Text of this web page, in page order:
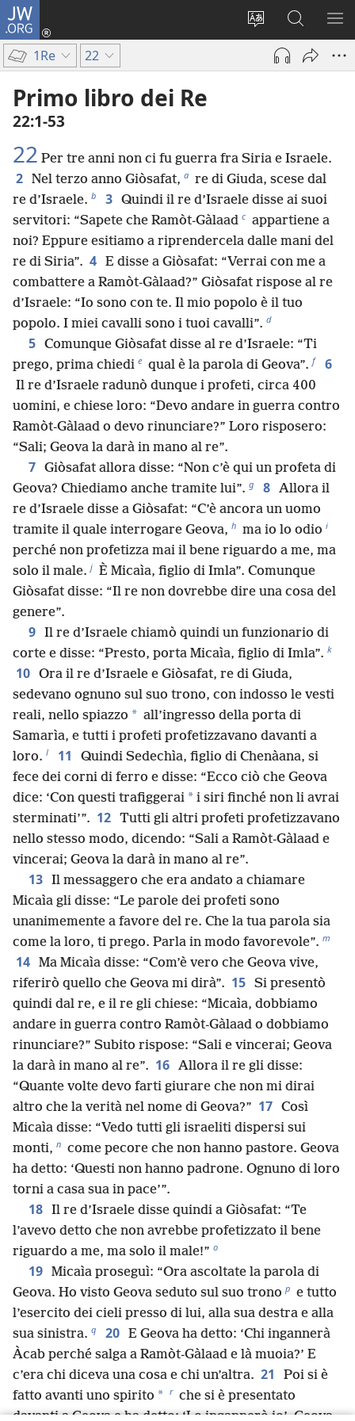
JW.ORG
Modificare
lingua
Accedi
(apre
Cerca
JW.ORG
1Re 22
Primo libro dei Re
22:1-53
22 Per tre anni non ci fu guerra fra Siria e Israele.
2 Nel terzo anno Giòsafat, a re di Giuda, scese dal
re d’Israele. b 3 Quindi il re d’Israele disse ai suoi
servitori: “Sapete che Ramòt-Gàlaad c appartiene a
noi? Eppure esitiamo a riprendercela dalle mani del
re di Siria”. 4 E disse a Giòsafat: “Verrai con me a
combattere a Ramòt-Gàlaad?” Giòsafat rispose al re
d’Israele: “Io sono con te. Il mio popolo è il tuo
popolo. I miei cavalli sono i tuoi cavalli”. d
5 Comunque Giòsafat disse al re d’Israele: “Ti
prego, prima chiedi e qual è la parola di Geova”. f 6
Il re d’Israele radunò dunque i profeti, circa 400
uomini, e chiese loro: “Devo andare in guerra contro
Ramòt-Gàlaad o devo rinunciare?” Loro risposero:
“Sali; Geova la darà in mano al re”.
7 Giòsafat allora disse: “Non c’è qui un profeta di
Geova? Chiediamo anche tramite lui”. g 8 Allora il
re d’Israele disse a Giòsafat: “C’è ancora un uomo
tramite il quale interrogare Geova, h ma io lo odio i
perché non profetizza mai il bene riguardo a me, ma
solo il male. j È Micaìa, figlio di Imla”. Comunque
Giòsafat disse: “Il re non dovrebbe dire una cosa del
genere”.
9 Il re d’Israele chiamò quindi un funzionario di
corte e disse: “Presto, porta Micaìa, figlio di Imla”. k
10 Ora il re d’Israele e Giòsafat, re di Giuda,
sedevano ognuno sul suo trono, con indosso le vesti
reali, nello spiazzo * all’ingresso della porta di
Samarìa, e tutti i profeti profetizzavano davanti a
loro. l 11
Quindi Sedechìa, figlio di Chenàana, si
fece dei corni di ferro e disse: “Ecco ciò che Geova
dice: ‘Con questi trafiggerai * i siri finché non li avrai
sterminati’”. 12 Tutti gli altri profeti profetizzavano
nello stesso modo, dicendo: “Sali a Ramòt-Gàlaad e
vincerai; Geova la darà in mano al re”.
13 Il messaggero che era andato a chiamare
Micaìa gli disse: “Le parole dei profeti sono
unanimemente a favore del re. Che la tua parola sia
come la loro, ti prego. Parla in modo favorevole”. m
14 Ma Micaìa disse: “Com’è vero che Geova vive,
riferirò quello che Geova mi dirà”. 15 Si presentò
quindi dal re, e il re gli chiese: “Micaìa, dobbiamo
andare in guerra contro Ramòt-Gàlaad o dobbiamo
rinunciare?” Subito rispose: “Sali e vincerai; Geova
la darà in mano al re”. 16 Allora il re gli disse:
“Quante volte devo farti giurare che non mi dirai
altro che la verità nel nome di Geova?” 17 Così
Micaìa disse: “Vedo tutti gli israeliti dispersi sui
monti, n come pecore che non hanno pastore. Geova
ha detto: ‘Questi non hanno padrone. Ognuno di loro
torni a casa sua in pace’”.
18 Il re d’Israele disse quindi a Giòsafat: “Te
l’avevo detto che non avrebbe profetizzato il bene
riguardo a me, ma solo il male!” o
19 Micaìa proseguì: “Ora ascoltate la parola di
Geova. Ho visto Geova seduto sul suo trono p e tutto
l’esercito dei cieli presso di lui, alla sua destra e alla
sua sinistra. q 20 E Geova ha detto: ‘Chi ingannerà
Àcab perché salga a Ramòt-Gàlaad e là muoia?’ E
c’era chi diceva una cosa e chi un’altra. 21
Poi si è
fatto avanti uno spirito * r che si è presentato
davanti a Geova e ha detto: ‘Lo ingannerò io’. Geova